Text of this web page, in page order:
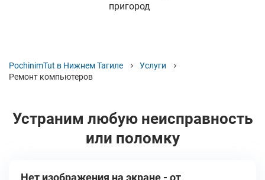
пригород
PochinimTut в Нижнем Тагиле
Услуги
Ремонт компьютеров
Устраним любую неисправность
или поломку
Нет изображения на экране - от